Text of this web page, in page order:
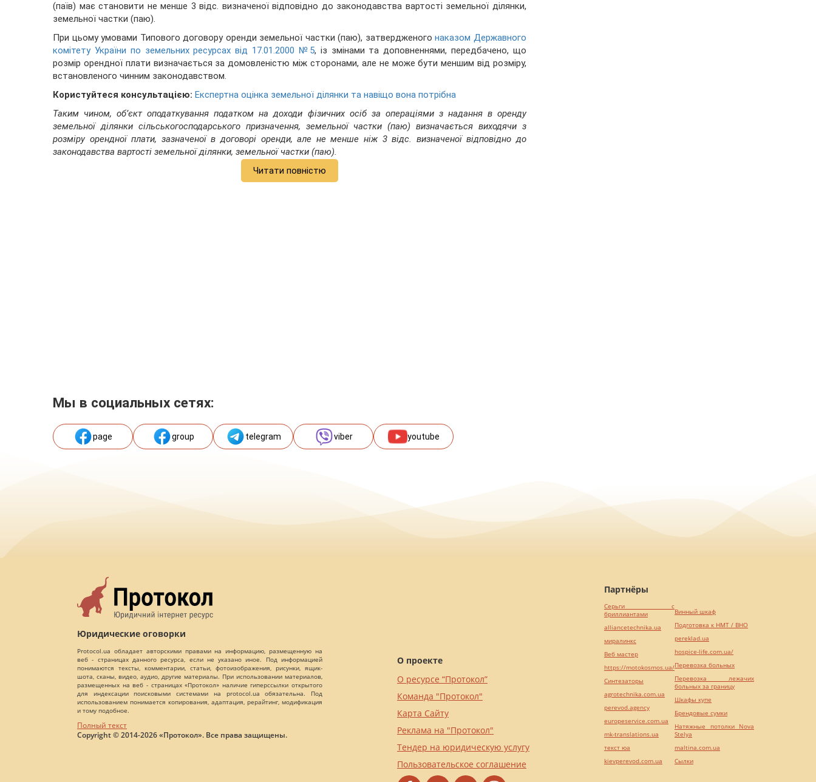
(паїв) має становити не менше 3 відс. визначеної відповідно до законодавства вартості земельної ділянки,
земельної частки (паю).
При цьому умовами Типового договору оренди земельної частки (паю), затвердженогонаказом Державного
комітету України по земельних ресурсах від 17.01.2000 №5, із змінами та доповненнями, передбачено, що
розмір орендної плати визначається за домовленістю між сторонами, але не може бути меншим від розміру,
встановленого чинним законодавством.
Користуйтеся консультацією: Експертна оцінка земельної ділянки та навіщо вона потрібна
Таким чином, об’єкт оподаткування податком на доходи фізичних осіб за операціями з надання в оренду
земельної ділянки сільськогосподарського призначення, земельної частки (паю) визначається виходячи з
розміру орендної плати, зазначеної в договорі оренди, але не менше ніж 3 відс. визначеної відповідно до
законодавства вартості земельної ділянки, земельної частки (паю).
Читати повністю
Мы в социальных сетях:
page group telegram viber youtube
Юридические оговорки
Protocol.ua обладает авторскими правами на информацию, размещенную на
веб - страницах данного ресурса, если не указано иное. Под информацией
понимаются тексты, комментарии, статьи, фотоизображения, рисунки, ящик-
шота, сканы, видео, аудио, другие материалы. При использовании материалов,
размещенных на веб - страницах «Протокол» наличие гиперссылки открытого
для индексации поисковыми системами на protocol.ua обязательна. Под
использованием понимается копирования, адаптация, рерайтинг, модификация
и тому подобное.
Полный текст
Copyright © 2014-2026 «Протокол». Все права защищены.
О проекте
О ресурсе “Протокол”
Команда "Протокол"
Карта Сайту
Реклама на "Протокол"
Тендер на юридическую услугу
Пользовательское соглашение
Партнёры
Серьги с
бриллиантами
alliancetechnika.ua
миралинкс
Веб мастер
https://motokosmos.ua/
Синтезаторы
agrotechnika.com.ua
perevod.agency
europeservice.com.ua
mk-translations.ua
текст юа
kievperevod.com.ua
Винный шкаф
Подготовка к НМТ / ВНО
pereklad.ua
hospice-life.com.ua/
Перевозка больных
Перевозка лежачих
больных за границу
Шкафы купе
Брендовые сумки
Натяжные потолки Nova
Stelya
maltina.com.ua
Cылки